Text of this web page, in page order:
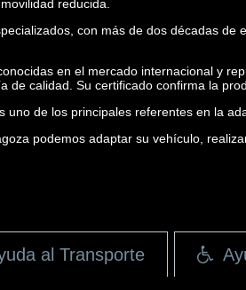
reducida.
con más de dos décadas
en el mercado internacional y
de calidad. Su certificado confirma la
de los principales referentes en la
podemos adaptar su vehículo,
al Transporte